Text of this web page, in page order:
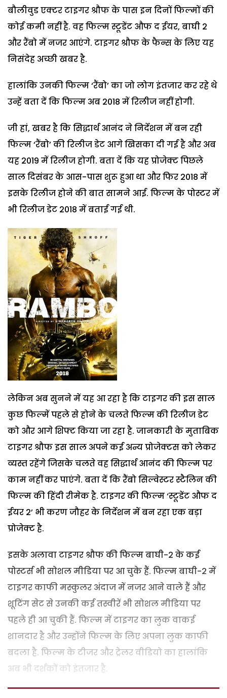
बौलीवुड एक्टर टाइगर श्रौफ के पास इन दिनों फिल्मों की
कोई कमी नहीं है. वह फिल्म स्टूडेंट औफ द ईयर, बाघी 2
और रैंबो में नजर आएंगे. टाइगर श्रौफ के फैन्स के लिए यह
निसंदेह अच्छी खबर है.
हालांकि उनकी फिल्म ‘रैंबो’ का जो लोग इंतजार कर रहे थे
उन्हें बता दें कि फिल्म अब 2018 में रिलीज नहीं होगी.
जी हां, खबर है कि सिद्धार्थ आनंद ने निर्देशन में बन रही
फिल्म ‘रैंबो’ की रिलीज डेट आगे खिसका दी गई है और अब
यह 2019 में रिलीज होगी. बता दें कि यह प्रोजेक्ट पिछले
साल दिसंबर के आस-पास शुरू हुआ था और फिर 2018 में
इसके रिलीज होने की बात सामने आई. फिल्म के पोस्टर में
भी रिलीज डेट 2018 में बताई गई थी.
लेकिन अब सुनने में यह आ रहा है कि टाइगर की इस साल
कुछ फिल्में पहले से होने के चलते फिल्म की रिलीज डेट
को और आगे शिफ्ट किया जा रहा है. जानकारी के मुताबिक
टाइगर श्रौफ इस साल अपने कई अन्य प्रोजेक्टस को लेकर
व्यस्त रहेंगे जिसके चलते वह सिद्धार्थ आनंद की फिल्म पर
काम नहीं कर पाएंगे. बता दें कि रैंबो सिल्वेस्टर स्टैलिन की
फिल्म की हिंदी रीमेक है. टाइगर की फिल्म ‘स्टूडेंट औफ द
ईयर 2’ भी करण जौहर के निर्देशन में बन रहा एक बड़ा
प्रोजेक्ट है.
इसके अलावा टाइगर श्रौफ की फिल्म बाघी-2 के कई
पोस्टर्स भी सोशल मीडिया पर आ चुके हैं. फिल्म बाघी-2 में
टाइगर काफी मस्कुलर अंदाज में नजर आने वाले हैं और
शूटिंग सेट से उनकी कई तस्वीरें भी सोशल मीडिया पर
पहले ही आ चुकी हैं. फिल्म में टाइगर का लुक वाकई
शानदार है और उन्होंने फिल्म के लिए अपना लुक काफी
बदला है. फिल्म के टीजर और ट्रेलर वीडियो का हालांकि
अब भी दर्शकों को इंतजार है.